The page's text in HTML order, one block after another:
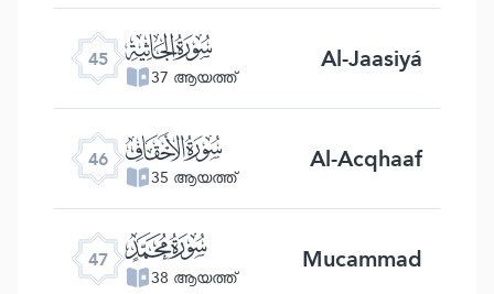
45 ﯚ
37 ആയത്ത് Al-Jaasiyá
46 ﯛ
35 ആയത്ത് Al-Acqhaaf
47 ﯜ
38 ആയത്ത് Mucammad